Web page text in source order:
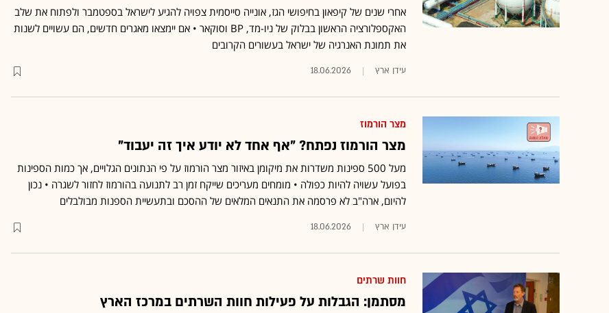
אחרי שנים של קיפאון בחיפושי הגז, אונייה סייסמית צפויה להגיע לישראל בספטמבר ולפתוח את שלב
האקספלורציה הראשון בבלוק של ניו-מד, BP וסוקאר • אם יימצאו מאגרים חדשים, הם עשויים לשנות
את תמונת האנרגיה של ישראל בעשורים הקרובים
עידן ארץ 18.06.2026
מצר הורמוז
מצר הורמוז נפתח? "אף אחד לא יודע איך זה יעבוד"
מעל 500 ספינות משדרות את מיקומן באיזור מצר הורמוז על פי הנתונים הגלויים, אך כמות הספינות
בפועל עשויה להיות כפולה • מומחים מעריכים שייקח זמן רב לתנועה בהורמוז לחזור לשגרה • נכון
להיום, ארה"ב לא פרסמה את התנאים המלאים של ההסכם ובתעשיית הספנות מבולבלים
עידן ארץ 18.06.2026
חוות שרתים
מסתמן: הגבלות על פעילות חוות השרתים במרכז הארץ